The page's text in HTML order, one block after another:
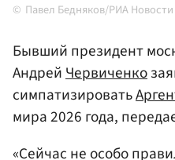
Павел Бедняков/РИА Новости
Бывший президент
АндрейЧервиченко
симпатизировать
мира 2026 года,
«Сейчас не особо